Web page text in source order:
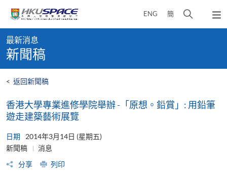
content
ENG 簡
開
彈
出
content
start
最新消息
新聞稿
< 返回新聞稿
香港大學專業進修學院舉辦 -「原想。鉛賞」: 用鉛筆
遊走建築藝術展覽
日期
2014年3月14日 (星期五)
新聞稿
消息
分享
列印